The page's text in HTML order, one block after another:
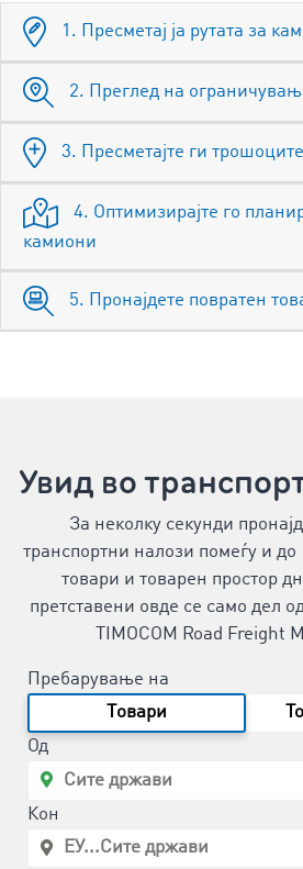
1. Пресметај ја рутата за
2. Преглед на
3. Пресметајте ги
4. Оптимизирајте го
камиони
5. Пронајдете повратен
Увид во
За неколку секунди
транспортни налози помеѓу и
товари и товарен простор
претставени овде се само дел
TIMOCOM Road Freight
Пребарување на
Tовари
Од
Кон